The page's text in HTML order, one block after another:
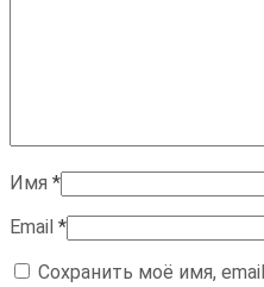
Имя *
Email *
Сохранить моё имя,